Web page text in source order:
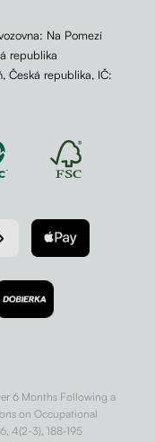
Na Pomezí
republika
Česká republika, IČ:
6 Months Following a
on Occupational
4(2-3), 188-195